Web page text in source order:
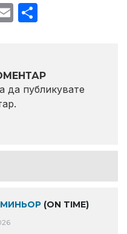
Email
да публикувате
МИНЬОР (ON TIME)